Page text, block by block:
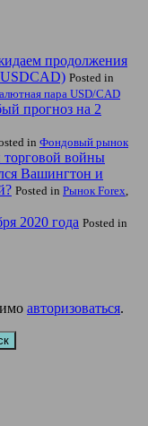
продолжения
Posted in
пара USD/CAD
прогноз на 2
in Фондовый рынок
войны
Вашингтон и
Posted in Рынок Forex,
2020 года Posted in
авторизоваться.